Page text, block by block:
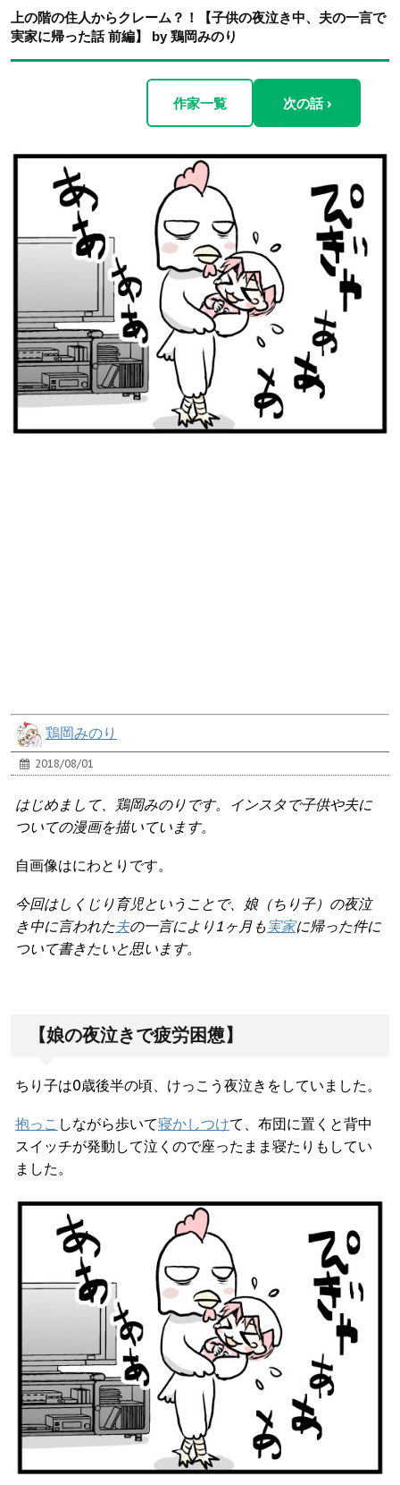
上の階の住人からクレーム？！【子供の夜泣き中、夫の一言で
実家に帰った話 前編】 by 鶏岡みのり
作家一覧 次の話 ›
鶏岡みのり
2018/08/01
はじめまして、鶏岡みのりです。インスタで子供や夫に
ついての漫画を描いています。
自画像はにわとりです。
今回はしくじり育児ということで、娘（ちり子）の夜泣
き中に言われた夫の一言により1ヶ月も 実家に帰った件に
ついて書きたいと思います。
【娘の夜泣きで疲労困憊】
ちり子は0歳後半の頃、けっこう夜泣きをしていました。
抱っこ しながら歩いて寝かしつけて、布団に置くと背中
スイッチが発動して泣くので座ったまま寝たりもしてい
ました。